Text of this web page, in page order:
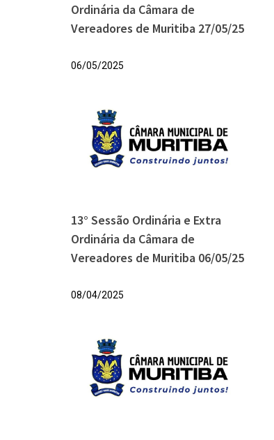
Ordinária da Câmara de
Vereadores de Muritiba 27/05/25
06/05/2025
13° Sessão Ordinária e Extra
Ordinária da Câmara de
Vereadores de Muritiba 06/05/25
08/04/2025